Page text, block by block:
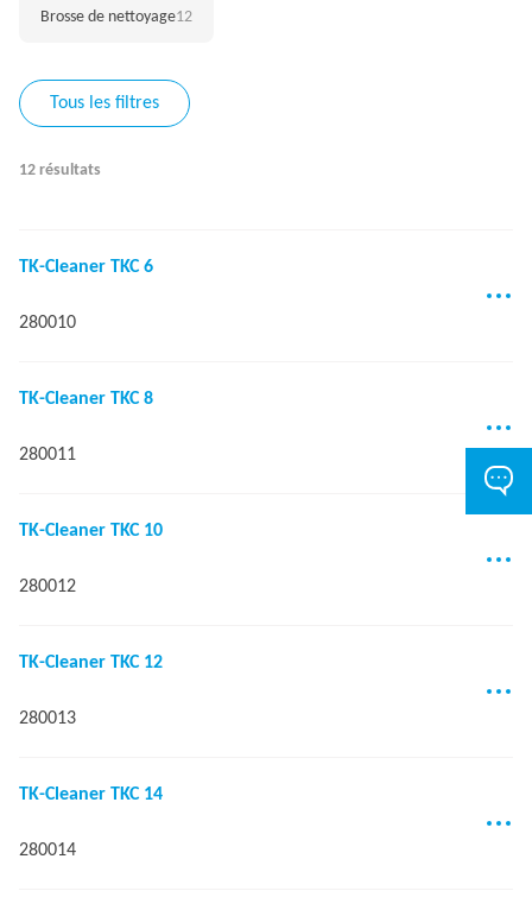
Brosse de nettoyage12
Tous les filtres
12 résultats
TK-Cleaner TKC 6
280010
TK-Cleaner TKC 8
280011
TK-Cleaner TKC 10
280012
TK-Cleaner TKC 12
280013
TK-Cleaner TKC 14
280014